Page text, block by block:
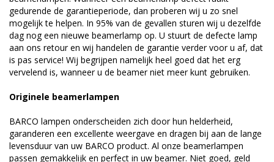
gedurende de garantieperiode, dan proberen wij u zo snel
mogelijk te helpen. In 95% van de gevallen sturen wij u dezelfde
dag nog een nieuwe beamerlamp op. U stuurt de defecte lamp
aan ons retour en wij handelen de garantie verder voor u af, dat
is pas service! Wij begrijpen namelijk heel goed dat het erg
vervelend is, wanneer u de beamer niet meer kunt gebruiken.
Originele beamerlampen
BARCO lampen onderscheiden zich door hun helderheid,
garanderen een excellente weergave en dragen bij aan de lange
levensduur van uw BARCO product. Al onze beamerlampen
passen gemakkelijk en perfect in uw beamer. Niet goed, geld